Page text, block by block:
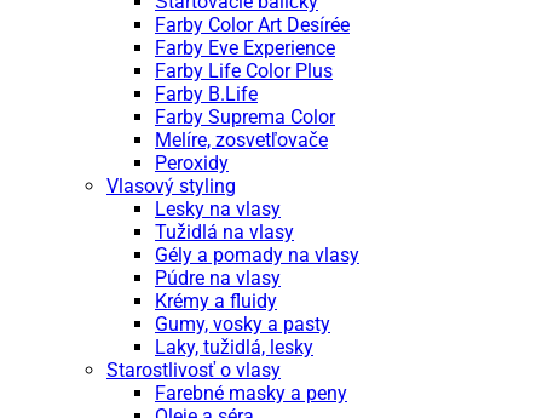
Farby Color Art Desírée
Farby Eve Experience
Farby Life Color Plus
Farby B.Life
Farby Suprema Color
Melíre, zosvetľovače
Peroxidy
Vlasový styling
Lesky na vlasy
Tužidlá na vlasy
Gély a pomady na vlasy
Púdre na vlasy
Krémy a fluidy
Gumy, vosky a pasty
Laky, tužidlá, lesky
Starostlivosť o vlasy
Farebné masky a peny